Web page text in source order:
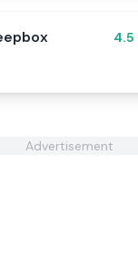
4.5
Advertisement